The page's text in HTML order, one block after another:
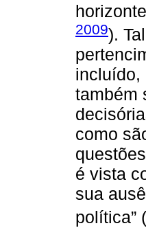
2009).
incluído,
também
como
é vista
sua
política” (